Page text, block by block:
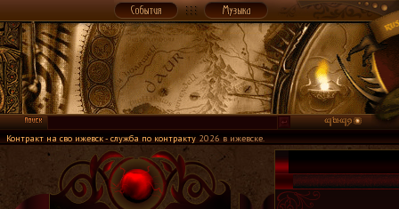
Контракт на сво ижевск - служба по контракту2026 в ижевске.